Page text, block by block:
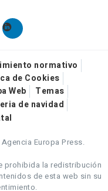
normativo
de Cookies
Web
Temas
de navidad
Europa Press.
prohibida la redistribución
de esta web sin su